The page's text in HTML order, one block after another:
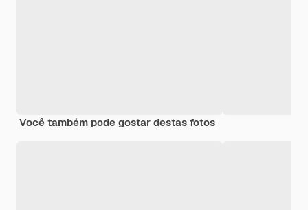
Você também pode gostar destas fotos